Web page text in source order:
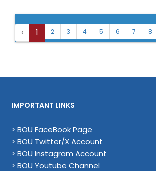
‹ 1 2 3 4 5 6 7 8
IMPORTANT LINKS
> BOU FaceBook Page
> BOU Twitter/X Account
> BOU Instagram Account
> BOU Youtube Channel